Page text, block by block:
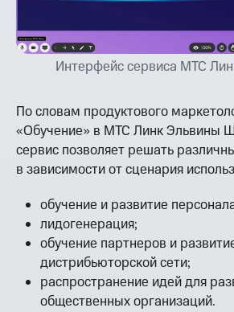
Интерфейс сервиса МТС
По словам продуктового
«Обучение» в МТС Линк Эльвины
сервис позволяет решать
в зависимости от сценария
обучение и развитие
лидогенерация;
обучение партнеров и
дистрибьюторской сети;
распространение идей для
общественных организаций.